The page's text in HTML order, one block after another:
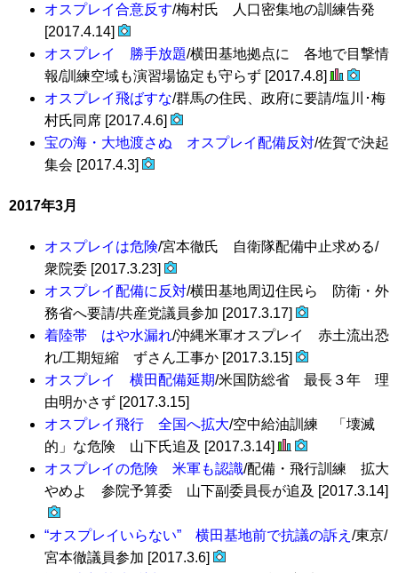
オスプレイ合意反す/梅村氏 人口密集地の訓練告発
[2017.4.14]
オスプレイ 勝手放題/横田基地拠点に 各地で目撃情
報/訓練空域も演習場協定も守らず [2017.4.8]
オスプレイ飛ばすな/群馬の住民、政府に要請/塩川･梅
村氏同席 [2017.4.6]
宝の海・大地渡さぬ オスプレイ配備反対/佐賀で決起
集会 [2017.4.3]
2017年3月
オスプレイは危険/宮本徹氏 自衛隊配備中止求める/
衆院委 [2017.3.23]
オスプレイ配備に反対/横田基地周辺住民ら 防衛・外
務省へ要請/共産党議員参加 [2017.3.17]
着陸帯 はや水漏れ/沖縄米軍オスプレイ 赤土流出恐
れ/工期短縮 ずさん工事か [2017.3.15]
オスプレイ 横田配備延期/米国防総省 最長３年 理
由明かさず [2017.3.15]
オスプレイ飛行 全国へ拡大/空中給油訓練 「壊滅
的」な危険 山下氏追及 [2017.3.14]
オスプレイの危険 米軍も認識/配備・飛行訓練 拡大
やめよ 参院予算委 山下副委員長が追及 [2017.3.14]
“オスプレイいらない” 横田基地前で抗議の訴え /東京/
宮本徹議員参加 [2017.3.6]